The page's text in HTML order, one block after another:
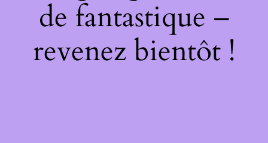
de fantastique –
revenez bientôt !